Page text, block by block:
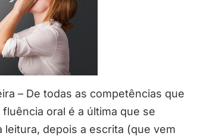
– De todas as competências que
oral é a última que se
leitura, depois a escrita (que vem